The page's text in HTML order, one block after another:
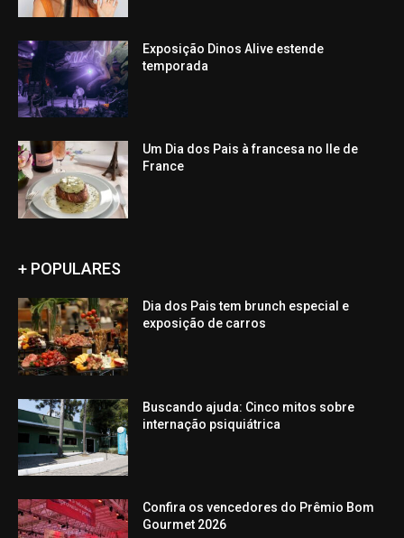
Exposição Dinos Alive estende
temporada
Um Dia dos Pais à francesa no Ile de
France
+ POPULARES
Dia dos Pais tem brunch especial e
exposição de carros
Buscando ajuda: Cinco mitos sobre
internação psiquiátrica
Confira os vencedores do Prêmio Bom
Gourmet 2026